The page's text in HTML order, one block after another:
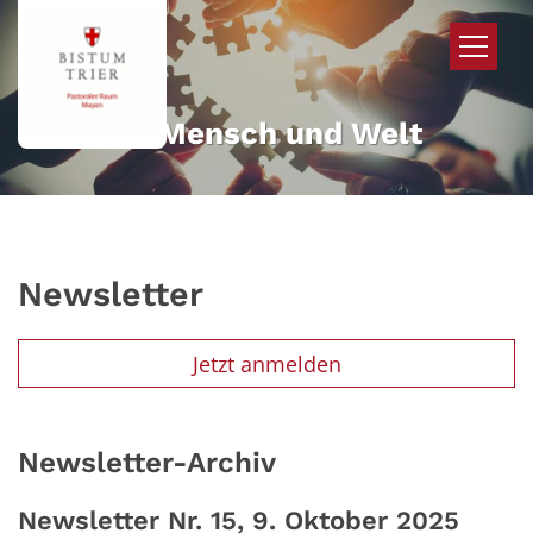
Zum Inhalt springen
Mehr für Mensch und Welt
Newsletter
Jetzt anmelden
Newsletter-Archiv
Newsletter Nr. 15, 9. Oktober 2025